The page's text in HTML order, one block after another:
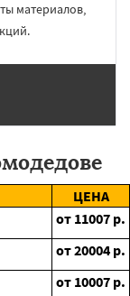
материалов,
ЦЕНА
от 11007 р.
от20004 р.
от 10007 р.